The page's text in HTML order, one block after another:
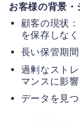
お客様の背景
顧客の現状
を保存しな
長い保管期間
過剰なスト
マンスに影響
データを見